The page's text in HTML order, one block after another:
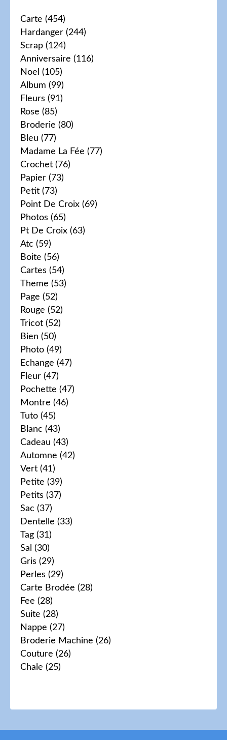
Carte (454)
Hardanger (244)
Scrap (124)
Anniversaire (116)
Noel (105)
Album (99)
Fleurs (91)
Rose (85)
Broderie (80)
Bleu (77)
Madame La Fée (77)
Crochet (76)
Papier (73)
Petit (73)
Point De Croix (69)
Photos (65)
Pt De Croix (63)
Atc (59)
Boite (56)
Cartes (54)
Theme (53)
Page (52)
Rouge (52)
Tricot (52)
Bien (50)
Photo (49)
Echange (47)
Fleur (47)
Pochette (47)
Montre (46)
Tuto (45)
Blanc (43)
Cadeau (43)
Automne (42)
Vert (41)
Petite (39)
Petits (37)
Sac (37)
Dentelle (33)
Tag (31)
Sal (30)
Gris (29)
Perles (29)
Carte Brodée (28)
Fee (28)
Suite (28)
Nappe (27)
Broderie Machine (26)
Couture (26)
Chale (25)